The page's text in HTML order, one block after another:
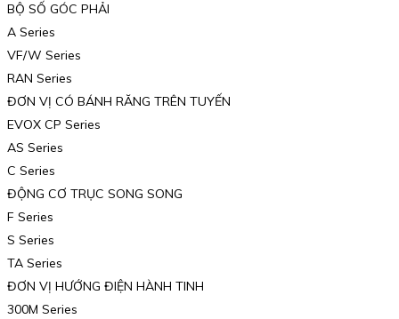
BỘ SỐ GÓC PHẢI
A Series
VF/W Series
RAN Series
ĐƠN VỊ CÓ BÁNH RĂNG TRÊN TUYẾN
EVOX CP Series
AS Series
C Series
ĐỘNG CƠ TRỤC SONG SONG
F Series
S Series
TA Series
ĐƠN VỊ HƯỚNG ĐIỆN HÀNH TINH
300M Series